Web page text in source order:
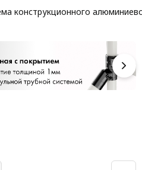
алюминиевого
система
NEW!
конструкционного